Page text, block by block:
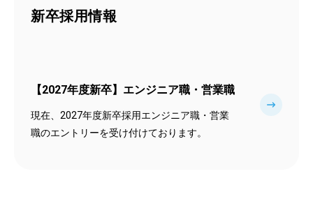
新卒採用情報
【2027年度新卒】エンジニア職・営業職
現在、2027年度新卒採用エンジニア職・営業
職のエントリーを受け付けております。